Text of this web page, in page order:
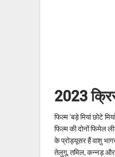
2023
फिल्म ‘बड़े मियां छोटे
फिल्म की दोनों फिमेल
के प्रोड्यूसर हैं वाशु
तेलुगू, तमिल, कन्नड़ और